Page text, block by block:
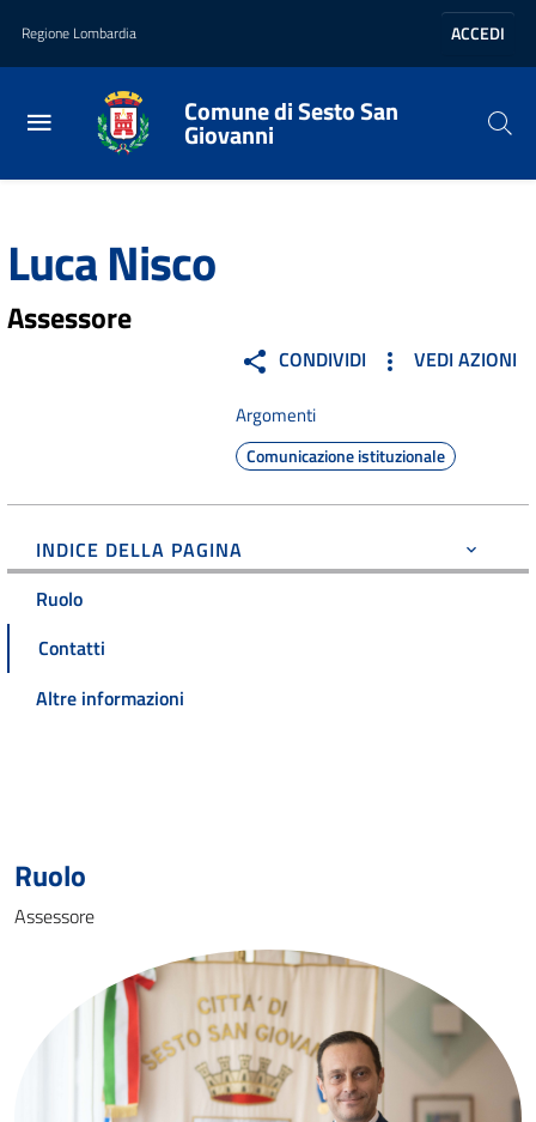
Vai al contenuto principale
Vai al footer
Regione Lombardia ACCEDI
Comune di Sesto San
Giovanni
Amministrazione
Luca Nisco
Assessore
CONDIVIDI VEDI AZIONI
Argomenti
Comunicazione istituzionale
INDICE DELLA PAGINA
Ruolo
Contatti
Altre informazioni
Ruolo
Assessore